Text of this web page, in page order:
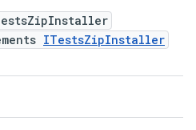
ITestsZipInstaller